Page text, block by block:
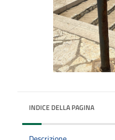
INDICE DELLA PAGINA